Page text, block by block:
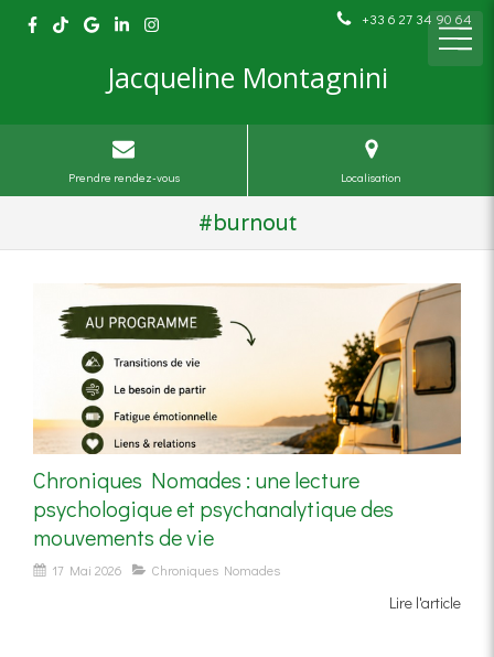
+33 6 27 34 90 64
Jacqueline Montagnini
Prendre rendez-vous Localisation
#burnout
Chroniques Nomades : une lecture
psychologique et psychanalytique des
mouvements de vie
17 Mai 2026 Chroniques Nomades
Lire l'article